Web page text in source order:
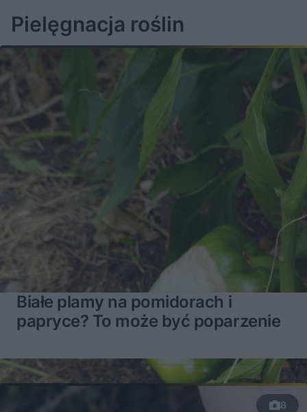
Pielęgnacja roślin
Białe plamy na pomidorach i
papryce? To może być poparzenie
8